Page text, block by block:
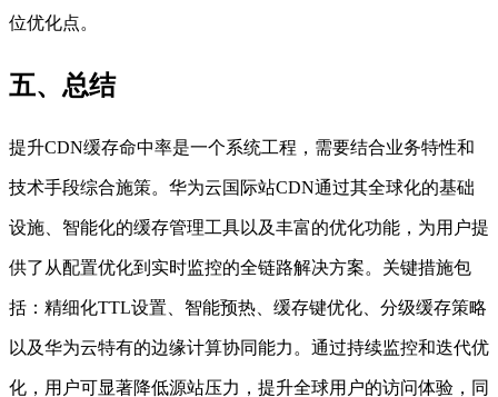
位优化点。
五、总结
提升CDN缓存命中率是一个系统工程，需要结合业务特性和
技术手段综合施策。华为云国际站CDN通过其全球化的基础
设施、智能化的缓存管理工具以及丰富的优化功能，为用户提
供了从配置优化到实时监控的全链路解决方案。关键措施包
括：精细化TTL设置、智能预热、缓存键优化、分级缓存策略
以及华为云特有的边缘计算协同能力。通过持续监控和迭代优
化，用户可显著降低源站压力，提升全球用户的访问体验，同